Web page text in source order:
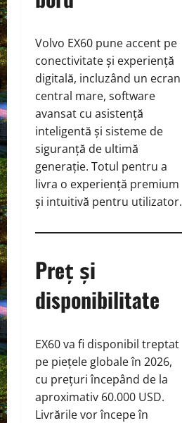
Volvo EX60 pune accent pe
conectivitate și experiență
digitală, incluzând un ecran
central mare, software
avansat cu asistență
inteligentă și sisteme de
siguranță de ultimă
generație. Totul pentru a
livra o experiență premium
și intuitivă pentru utilizator.
Preț și
disponibilitate
EX60 va fi disponibil treptat
pe piețele globale în 2026,
cu prețuri începând de la
aproximativ 60.000 USD.
Livrările vor începe în